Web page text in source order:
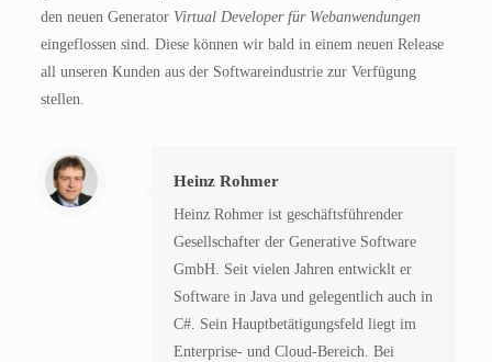
den neuen Generator Virtual Developer für Webanwendungen
eingeflossen sind. Diese können wir bald in einem neuen Release
all unseren Kunden aus der Softwareindustrie zur Verfügung
stellen.
Heinz Rohmer
Heinz Rohmer ist geschäftsführender
Gesellschafter der Generative Software
GmbH. Seit vielen Jahren entwicklt er
Software in Java und gelegentlich auch in
C#. Sein Hauptbetätigungsfeld liegt im
Enterprise- und Cloud-Bereich. Bei